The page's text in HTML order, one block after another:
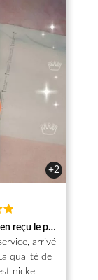
+2
reçu le produit.
arrivé
qualité de
nickel